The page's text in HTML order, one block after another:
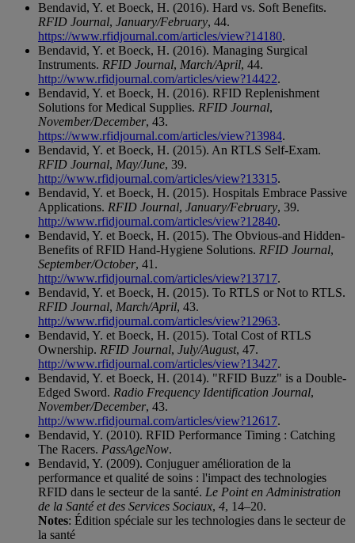
Bendavid, Y. et Boeck, H. (2016). Hard vs. Soft Benefits.
RFID Journal, January/February, 44.
https://www.rfidjournal.com/articles/view?14180.
Bendavid, Y. et Boeck, H. (2016). Managing Surgical
Instruments. RFID Journal, March/April, 44.
http://www.rfidjournal.com/articles/view?14422.
Bendavid, Y. et Boeck, H. (2016). RFID Replenishment
Solutions for Medical Supplies. RFID Journal,
November/December, 43.
https://www.rfidjournal.com/articles/view?13984.
Bendavid, Y. et Boeck, H. (2015). An RTLS Self-Exam.
RFID Journal, May/June, 39.
http://www.rfidjournal.com/articles/view?13315.
Bendavid, Y. et Boeck, H. (2015). Hospitals Embrace Passive
Applications. RFID Journal, January/February, 39.
http://www.rfidjournal.com/articles/view?12840.
Bendavid, Y. et Boeck, H. (2015). The Obvious-and Hidden-
Benefits of RFID Hand-Hygiene Solutions. RFID Journal,
September/October, 41.
http://www.rfidjournal.com/articles/view?13717.
Bendavid, Y. et Boeck, H. (2015). To RTLS or Not to RTLS.
RFID Journal, March/April, 43.
http://www.rfidjournal.com/articles/view?12963.
Bendavid, Y. et Boeck, H. (2015). Total Cost of RTLS
Ownership. RFID Journal, July/August, 47.
http://www.rfidjournal.com/articles/view?13427.
Bendavid, Y. et Boeck, H. (2014). "RFID Buzz" is a Double-
Edged Sword. Radio Frequency Identification Journal,
November/December, 43.
http://www.rfidjournal.com/articles/view?12617.
Bendavid, Y. (2010). RFID Performance Timing : Catching
The Racers. PassAgeNow.
Bendavid, Y. (2009). Conjuguer amélioration de la
performance et qualité de soins : l'impact des technologies
RFID dans le secteur de la santé. Le Point en Administration
de la Santé et des Services Sociaux, 4, 14–20.
Notes: Édition spéciale sur les technologies dans le secteur de
la santé